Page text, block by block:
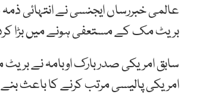
عالمی خبررساں ایجنسی نے انتہائی
بریٹ مک کے مستعفی ہونے میں بڑا
امریکی پالیسی مرتب کرنے کا باعث